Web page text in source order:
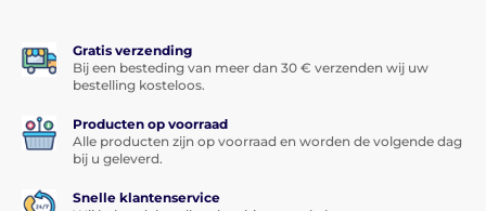
Gratis verzending
Bij een besteding van meer dan 30 € verzenden wij uw
bestelling kosteloos.
Producten op voorraad
Alle producten zijn op voorraad en worden de volgende dag
bij u geleverd.
Snelle klantenservice